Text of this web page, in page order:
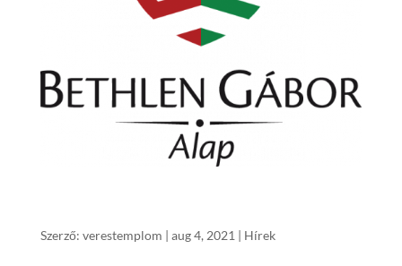
Szerző: verestemplom | aug 4, 2021 | Hírek